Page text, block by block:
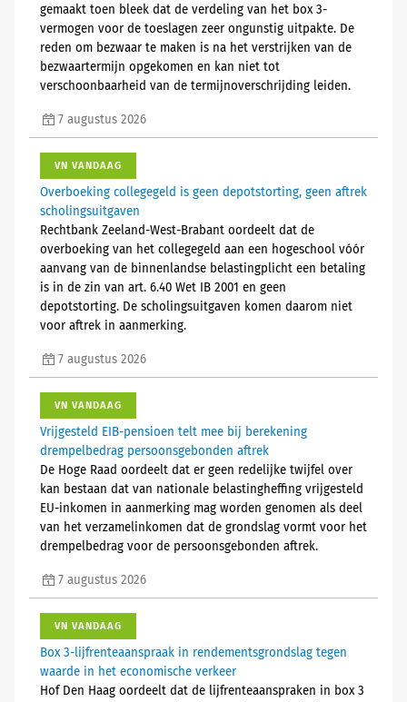
gemaakt toen bleek dat de verdeling van het box 3-
vermogen voor de toeslagen zeer ongunstig uitpakte. De
reden om bezwaar te maken is na het verstrijken van de
bezwaartermijn opgekomen en kan niet tot
verschoonbaarheid van de termijnoverschrijding leiden.
7 augustus 2026
VN VANDAAG
Overboeking collegegeld is geen depotstorting, geen aftrek
scholingsuitgaven
Rechtbank Zeeland-West-Brabant oordeelt dat de
overboeking van het collegegeld aan een hogeschool vóór
aanvang van de binnenlandse belastingplicht een betaling
is in de zin van art. 6.40 Wet IB 2001 en geen
depotstorting. De scholingsuitgaven komen daarom niet
voor aftrek in aanmerking.
7 augustus 2026
VN VANDAAG
Vrijgesteld EIB-pensioen telt mee bij berekening
drempelbedrag persoonsgebonden aftrek
De Hoge Raad oordeelt dat er geen redelijke twijfel over
kan bestaan dat van nationale belastingheffing vrijgesteld
EU-inkomen in aanmerking mag worden genomen als deel
van het verzamelinkomen dat de grondslag vormt voor het
drempelbedrag voor de persoonsgebonden aftrek.
7 augustus 2026
VN VANDAAG
Box 3-lijfrenteaanspraak in rendementsgrondslag tegen
waarde in het economische verkeer
Hof Den Haag oordeelt dat de lijfrenteaanspraken in box 3